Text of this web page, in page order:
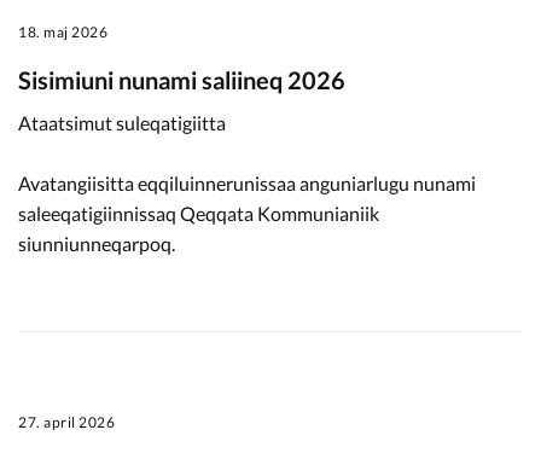
18. maj 2026
Sisimiuni nunami saliineq 2026
Ataatsimut suleqatigiitta
Avatangiisitta eqqiluinnerunissaa anguniarlugu nunami
saleeqatigiinnissaq Qeqqata Kommunianiik
siunniunneqarpoq.
27. april 2026